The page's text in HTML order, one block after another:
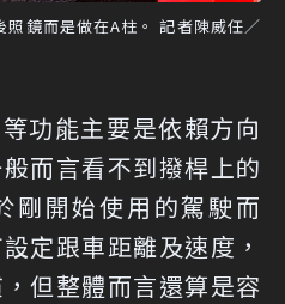
鏡而是做在A柱。 記者陳威任／
功能主要是依賴方向
而言看不到撥桿上的
剛開始使用的駕駛而
定跟車距離及速度，
但整體而言還算是容